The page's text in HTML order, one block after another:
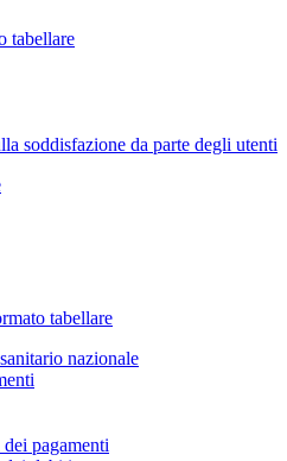
tabellare
soddisfazione da parte degli utenti
tabellare
nazionale
pagamenti